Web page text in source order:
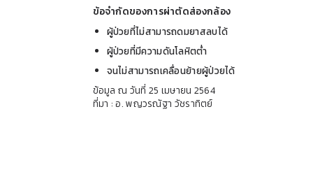
ข้อจำกัดของการผ่าตัดส่องกล้อง
ผู้ป่วยที่ไม่สามารถดมยาสลบได้
ผู้ป่วยที่มีความดันโลหิตต่ำ
จนไม่สามารถเคลื่อนย้ายผู้ป่วยได้
ข้อมูล ณ วันที่ 25 เมษายน 2564
ที่มา : อ. พญวรณัฐา วัชราทิตย์